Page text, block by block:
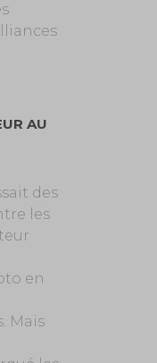
AU
des
les
en
Mais